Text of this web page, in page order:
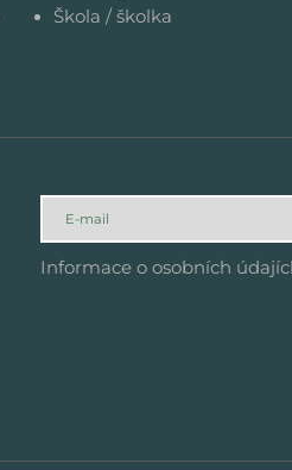
Škola / školka
Informace o osobních